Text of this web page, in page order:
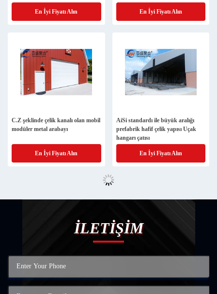
En İyi Fiyatı Alın En İyi Fiyatı Alın
C.Z şeklinde çelik kanalı olan mobil
modüler metal arabayı
En İyi Fiyatı Alın
AiSi standardı ile büyük aralığı
prefabrik hafif çelik yapısı Uçak
hangarı çatısı
En İyi Fiyatı Alın
İLETİŞİM